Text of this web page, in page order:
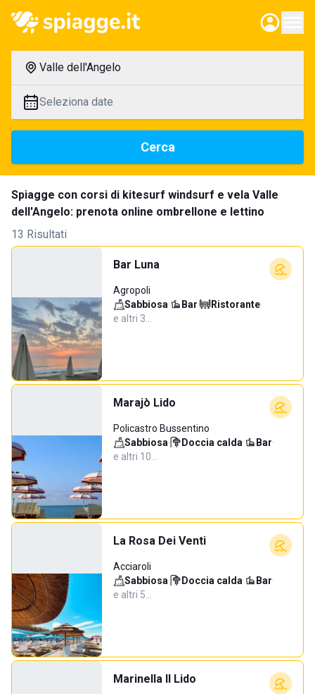
Valle dell'Angelo
Seleziona date
Cerca
Spiagge con corsi di kitesurf windsurf e vela Valle
dell'Angelo: prenota online ombrellone e lettino
13 Risultati
Bar Luna
Agropoli
Sabbiosa· Bar· Ristorante·
e altri 3…
Marajò Lido
Policastro Bussentino
Sabbiosa· Doccia calda· Bar·
e altri 10…
La Rosa Dei Venti
Acciaroli
Sabbiosa· Doccia calda· Bar·
e altri 5…
Marinella Il Lido